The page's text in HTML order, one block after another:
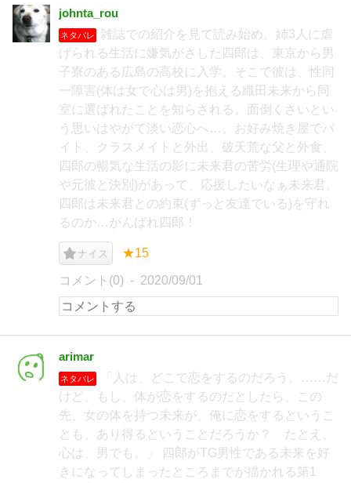
johnta_rou
ネタバレ
雑誌での紹介を見て読み始め。姉3人に虐
げられる生活に嫌気がさした四郎は、東京から男
子寮のある広島の高校に入学。そこで彼は、性同
一障害(体は女で心は男)を抱える織田未来から同
室に選ばれたことを知らされる。面倒くさいとい
う思いはやがて淡い恋心へ…。お好み焼き屋でバ
イト、クラスメイトと外出、破天荒な父と外食、
四郎の暢気な生活の影に未来君の苦労(生理や通院
や元彼と決別)があって、応援したいなぁ未来君。
四郎は未来君との約束(ずっと友達でいる)を守れ
るのか…がんばれ四郎！
ナイス ★15
コメント(0) 2020/09/01
arimar
ネタバレ
「人は、どこで恋をするのだろう。……だ
けど、もし、体が恋をするのだとしたら、この
先、女の体を持つ未来が、俺に恋をするというこ
とも、あり得るということだろうか？ たとえ、
心は、男でも。」 四郎がTG男性である未来を好
きになってしまったところまでが描かれる第1